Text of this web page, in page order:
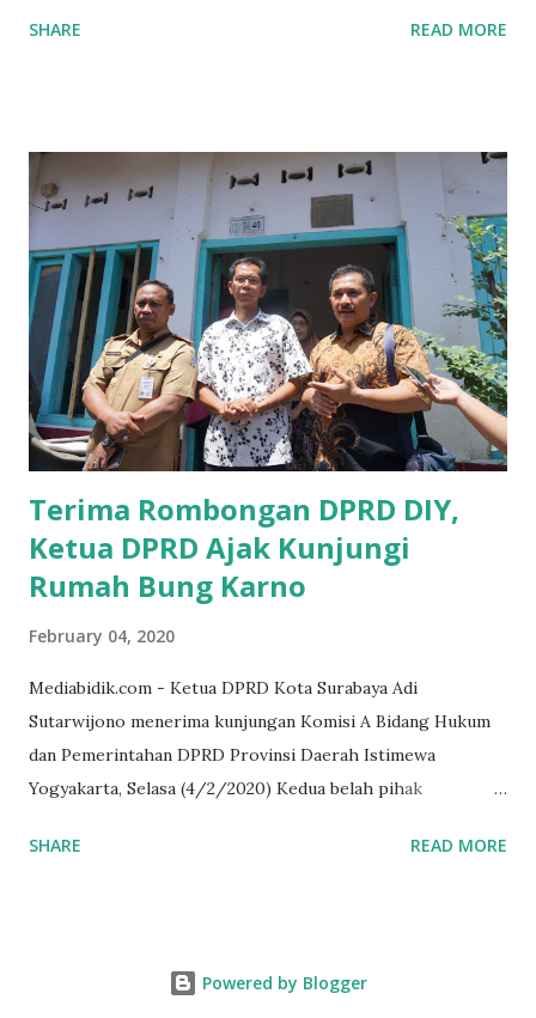
UMKM di Jatim. Namun Chusainuddin,S.Sos Anggota Komisi
yang sebenarnya ada dana pinjaman lunak untuk mereka. "
Ketika saya menjalankan Reses di Blitar,Kediri dan
Tulungagung , banyak masyarakat sana tak mengetahui ada
dana pinjaman lunak di Bank UMKM untuk para pelaku
UMKM, karena sebenarnya jika Pemprov serius
memberikan sosialisasi sampai ke tingkat desa,maka saya
yakin masyarakat sangat senang sekali," ucap pria yang
akrab dipanggil Gus Udin tersebut. Apalagi menyambut
MEA, seharusnya pelaku UMKM sudah mengerti kalau ada
dana pinjaman unt...
SHARE READ MORE
Terima Rombongan DPRD DIY,
Ketua DPRD Ajak Kunjungi
Rumah Bung Karno
February 04, 2020
Mediabidik.com - Ketua DPRD Kota Surabaya Adi
Sutarwijono menerima kunjungan Komisi A Bidang Hukum
dan Pemerintahan DPRD Provinsi Daerah Istimewa
Yogyakarta, Selasa (4/2/2020) Kedua belah pihak
memperkuat Demokrasi Pancasila. Turut dalam rombongan
Peneleh. Juga, rumah peninggalan HOS Tjokroaminoto,
SHARE READ MORE
Powered by Blogger